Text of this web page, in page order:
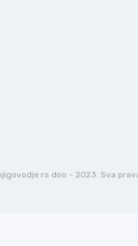
rs doo – 2023. Sva